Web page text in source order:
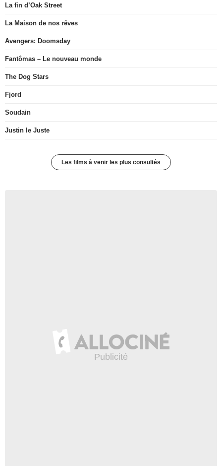
La fin d’Oak Street
La Maison de nos rêves
Avengers: Doomsday
Fantômas – Le nouveau monde
The Dog Stars
Fjord
Soudain
Justin le Juste
Les films à venir les plus consultés